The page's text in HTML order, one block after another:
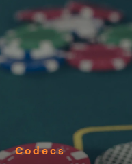
Codecs